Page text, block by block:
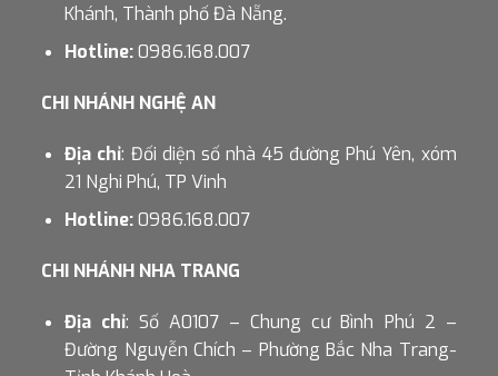
Khánh, Thành phố Đà Nẵng.
Hotline:0986.168.007
CHI NHÁNH NGHỆ AN
Địa chỉ: Đối diện số nhà 45 đường Phú Yên, xóm
21 Nghi Phú, TP Vinh
Hotline:0986.168.007
CHI NHÁNH NHA TRANG
Địa chỉ: Số A0107 – Chung cư Bình Phú 2 –
Đường Nguyễn Chích – Phường Bắc Nha Trang-